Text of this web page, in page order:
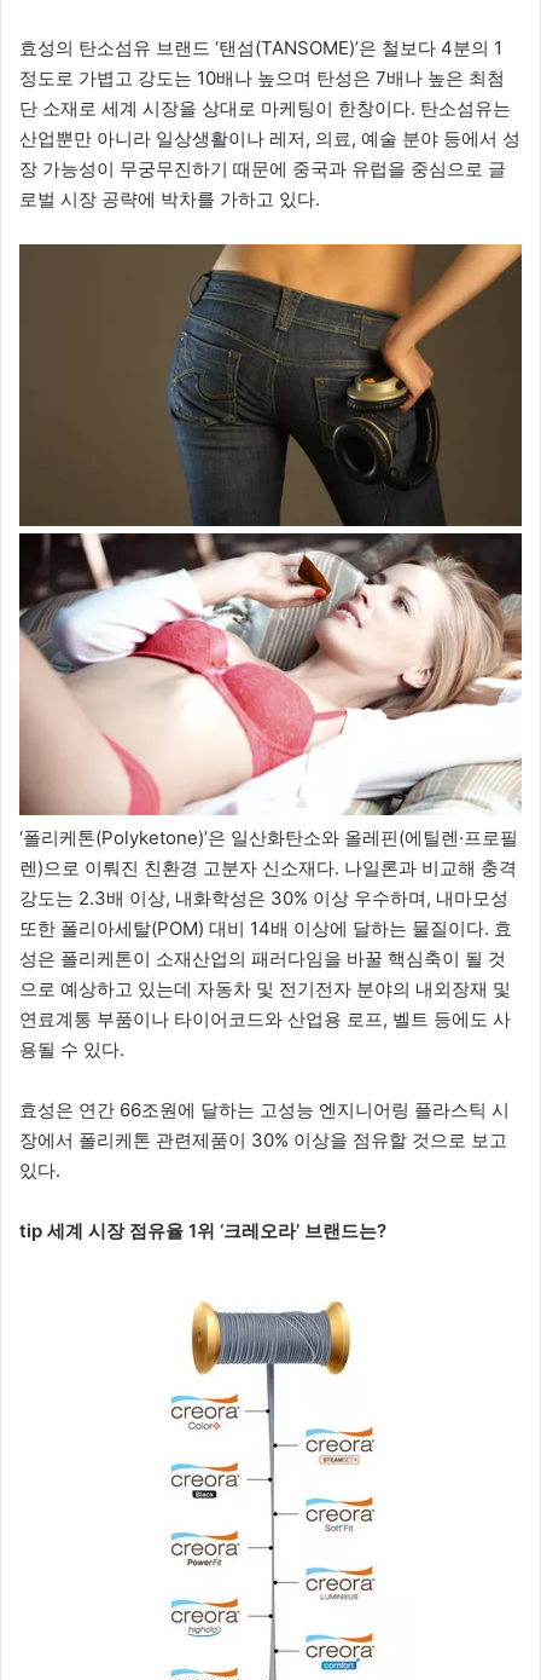
효성의 탄소섬유 브랜드 ‘탠섬(TANSOME)’은 철보다 4분의 1
정도로 가볍고 강도는 10배나 높으며 탄성은 7배나 높은 최첨
단 소재로 세계 시장을 상대로 마케팅이 한창이다. 탄소섬유는
산업뿐만 아니라 일상생활이나 레저, 의료, 예술 분야 등에서 성
장 가능성이 무궁무진하기 때문에 중국과 유럽을 중심으로 글
로벌 시장 공략에 박차를 가하고 있다.
‘폴리케톤(Polyketone)’은 일산화탄소와 올레핀(에틸렌·프로필
렌)으로 이뤄진 친환경 고분자 신소재다. 나일론과 비교해 충격
강도는 2.3배 이상, 내화학성은 30% 이상 우수하며, 내마모성
또한 폴리아세탈(POM) 대비 14배 이상에 달하는 물질이다. 효
성은 폴리케톤이 소재산업의 패러다임을 바꿀 핵심축이 될 것
으로 예상하고 있는데 자동차 및 전기전자 분야의 내외장재 및
연료계통 부품이나 타이어코드와 산업용 로프, 벨트 등에도 사
용될 수 있다.
효성은 연간 66조원에 달하는 고성능 엔지니어링 플라스틱 시
장에서 폴리케톤 관련제품이 30% 이상을 점유할 것으로 보고
있다.
tip 세계 시장 점유율 1위 ‘크레오라’ 브랜드는?